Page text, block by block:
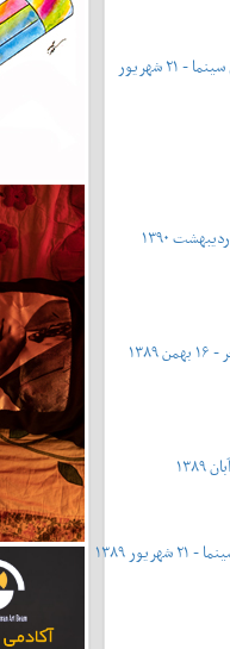
شماره ۴۳۱ - شماره ویژه‌ی روز ملی سینما - ۲۱ شهریور